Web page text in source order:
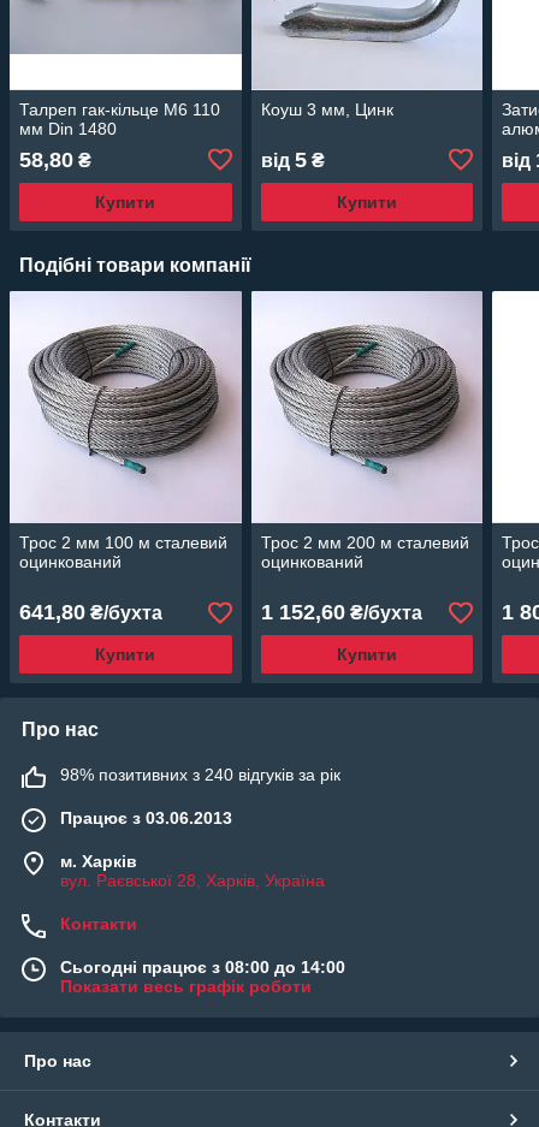
Талреп гак-кільце М6 110
мм Din 1480
58,80 ₴
Купити
Коуш 3 мм, Цинк
від 5₴
Купити
від
Подібні товари компанії
Трос 2 мм 100 м сталевий
оцинкований
641,80 ₴/бухта
Купити
Трос 2 мм 200 м сталевий
оцинкований
1 152,60₴/бухта
Купити
1
Про нас
98% позитивних з 240 відгуків за рік
Працює з 03.06.2013
м. Харків
вул. Раєвської 28, Харків, Україна
Контакти
Сьогодні працює з 08:00 до 14:00
Показати весь графік роботи
Про нас
Контакти